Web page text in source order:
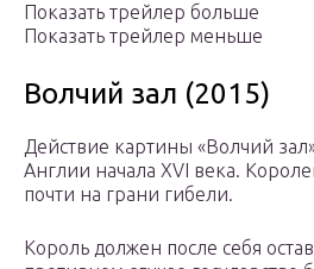
Показать трейлер больше
Показать трейлер меньше
Волчий зал (2015)
Действие картины «Волчий
Англии начала XVI века.
почти на грани гибели.
Король должен после себя